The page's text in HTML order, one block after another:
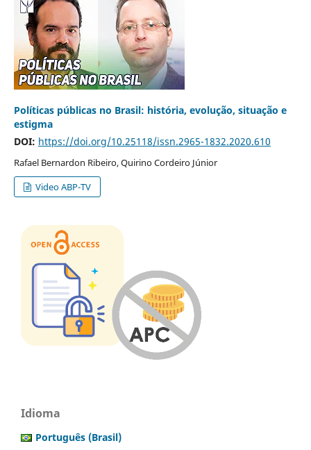
Políticas públicas no Brasil: história, evolução, situação e
estigma
DOI: https://doi.org/10.25118/issn.2965-1832.2020.610
Rafael Bernardon Ribeiro, Quirino Cordeiro Júnior
Video ABP-TV
Idioma
Português (Brasil)